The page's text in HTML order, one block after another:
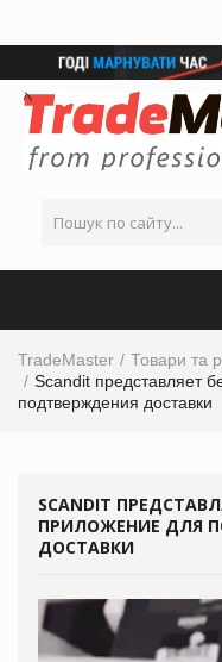
TradeMaster Товари та
Scandit представляет
подтверждения доставки
SCANDIT
ПРИЛОЖЕНИЕ ДЛЯ
ДОСТАВКИ